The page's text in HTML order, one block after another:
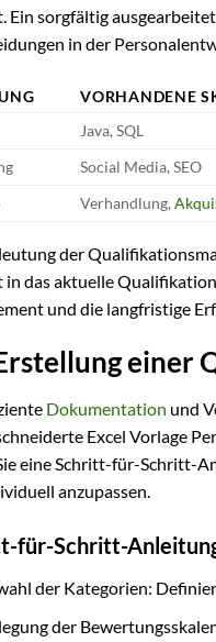
Ein sorgfältig
in der
VORHANDENE
Java, SQL
Social Media, SEO
Verhandlung,
der
in das aktuelle
und die langfristige
einer
Dokumentation und
Excel Vorlage
eine Schritt-für-Schritt-
anzupassen.
für-Schritt-
der Kategorien:
der